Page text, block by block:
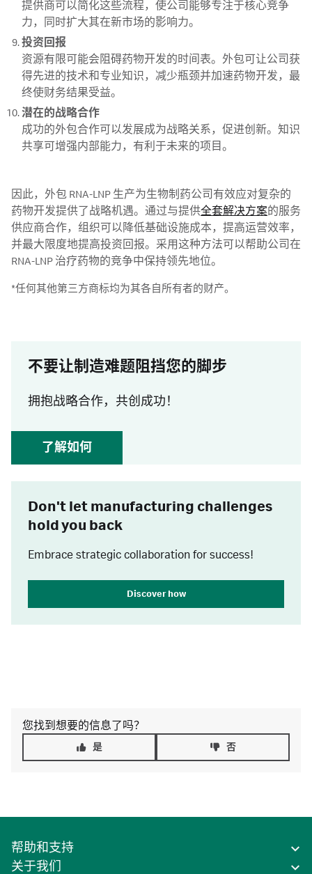
提供商可以简化这些流程，使公司能够专注于核心竞争
力，同时扩大其在新市场的影响力。
投资回报
资源有限可能会阻碍药物开发的时间表。外包可让公司获
得先进的技术和专业知识，减少瓶颈并加速药物开发，最
终使财务结果受益。
潜在的战略合作
成功的外包合作可以发展成为战略关系，促进创新。知识
共享可增强内部能力，有利于未来的项目。
因此，外包 RNA-LNP 生产为生物制药公司有效应对复杂的
药物开发提供了战略机遇。通过与提供全套解决方案的服务
供应商合作，组织可以降低基础设施成本，提高运营效率，
并最大限度地提高投资回报。采用这种方法可以帮助公司在
RNA-LNP 治疗药物的竞争中保持领先地位。
*任何其他第三方商标均为其各自所有者的财产。
不要让制造难题阻挡您的脚步
拥抱战略合作，共创成功！
了解如何
Don't let manufacturing challenges
hold you back
Embrace strategic collaboration for success!
Discover how
您找到想要的信息了吗？
是 否
帮助和支持
关于我们